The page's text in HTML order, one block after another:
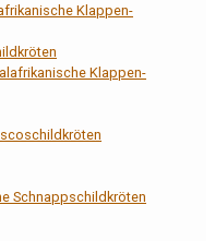
Klappen-
Klappen-
Schnappschildkröten